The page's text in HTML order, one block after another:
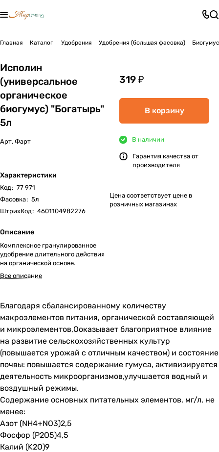
Главная Каталог Удобрения Удобрения (большая фасовка)
Исполин
(универсальное
органическое
биогумус) "Богатырь"
5л
Арт. Фарт
Характеристики
Код: 77 971
Фасовка: 5л
ШтрихКод: 4601104982276
Описание
Комплексное гранулированное
удобрение длительного действия
на органической основе.
Все описание
319 ₽
В корзину
В наличии
Гарантия качества от
производителя
Цена соответствует цене в
розничных магазинах
Благодаря сбалансированному количеству
макроэлементов питания, органической составляющей
и микроэлементов,Ооказывает благоприятное влияние
на развитие сельскохозяйственных культур
(повышается урожай с отличным качеством) и состояние
почвы: повышается содержание гумуса, активизируется
деятельность микроорганизмов,улучшается водный и
воздушный режимы.
Содержание основных питательных элементов, мг/л, не
менее:
Азот (NH4+NO3)2,5
Фосфор (P2O5)4,5
Калий (K2O)9